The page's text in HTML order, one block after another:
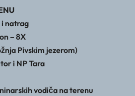
i natrag
– 8X
Pivskim jezerom)
i NP Tara
vodiča na terenu